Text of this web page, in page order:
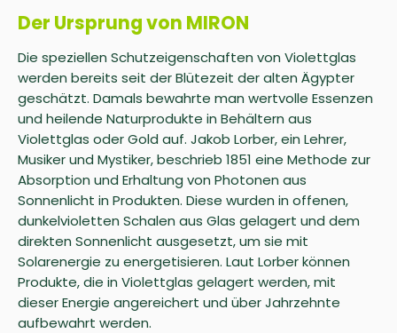
Der Ursprung von MIRON
Die speziellen Schutzeigenschaften von Violettglas
werden bereits seit der Blütezeit der alten Ägypter
geschätzt. Damals bewahrte man wertvolle Essenzen
und heilende Naturprodukte in Behältern aus
Violettglas oder Gold auf. Jakob Lorber, ein Lehrer,
Musiker und Mystiker, beschrieb 1851 eine Methode zur
Absorption und Erhaltung von Photonen aus
Sonnenlicht in Produkten. Diese wurden in offenen,
dunkelvioletten Schalen aus Glas gelagert und dem
direkten Sonnenlicht ausgesetzt, um sie mit
Solarenergie zu energetisieren. Laut Lorber können
Produkte, die in Violettglas gelagert werden, mit
dieser Energie angereichert und über Jahrzehnte
aufbewahrt werden.